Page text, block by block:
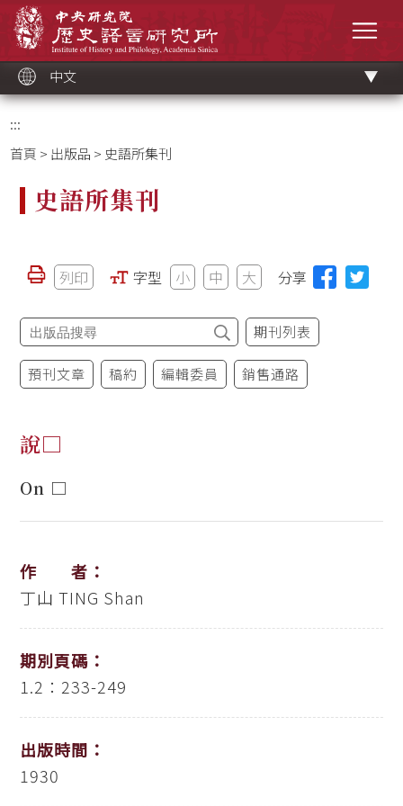
中文
:::
首頁 > 出版品 > 史語所集刊
史語所集刊
列印 字型 小 中 大 分享
期刊列表
預刊文章 稿約 編輯委員 銷售通路
說□
On □
作 者：
丁山 TING Shan
期別頁碼：
1.2：233-249
出版時間：
1930